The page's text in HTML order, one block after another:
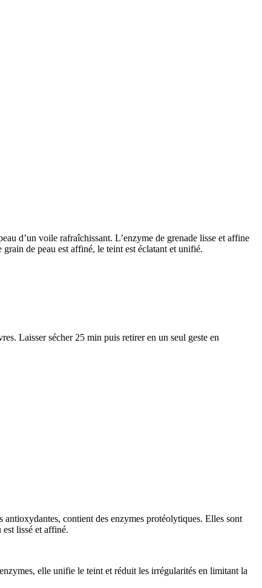
d’un voile rafraîchissant. L’enzyme de grenade lisse et affine
de peau est affiné, le teint est éclatant et unifié.
Laisser sécher 25 min puis retirer en un seul geste en
contient des enzymes protéolytiques. Elles sont
lissé et affiné.
elle unifie le teint et réduit les irrégularités en limitant la